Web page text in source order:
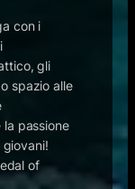
con i
gli
spazio alle
passione
of